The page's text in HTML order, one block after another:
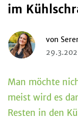
im
von
Man möchte
meist wird es
Resten in den